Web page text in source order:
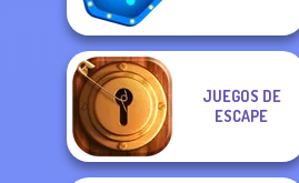
JUEGOS DE
ESCAPE